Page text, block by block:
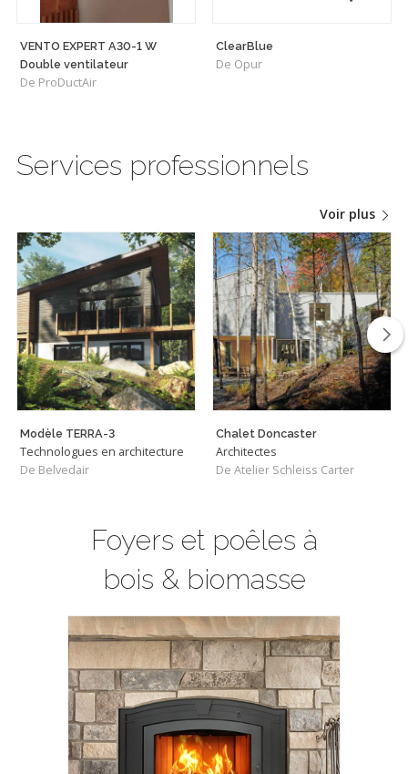
VENTO EXPERT A30-1 W
Double ventilateur
De ProDuctAir
ClearBlue
De Opur
Services professionnels
Voir plus
Modèle TERRA-3
Technologues en architecture
De Belvedair
Chalet Doncaster
Architectes
De Atelier Schleiss Carter
Foyers et poêles à
bois & biomasse